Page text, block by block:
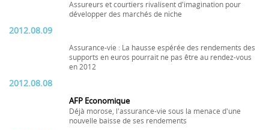
Assureurs et courtiers rivalisent d'imagination pour
développer des marchés de niche
2012.08.09
Assurance-vie : La hausse espérée des rendements des
supports en euros pourrait ne pas être au rendez-vous
en 2012
2012.08.08
AFP Economique
Déjà morose, l'assurance-vie sous la menace d'une
nouvelle baisse de ses rendements